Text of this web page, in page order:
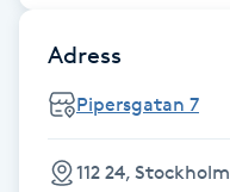
Gruppträning
Gua Sha-massage
Adress
Pipersgatan 7
112 24, Stockholm